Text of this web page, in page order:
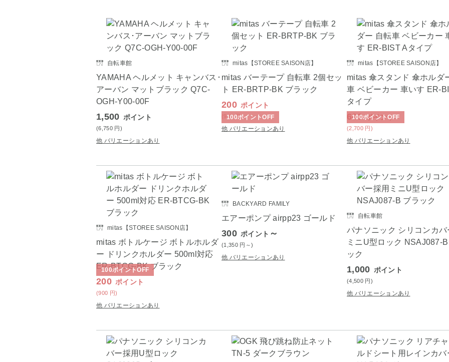
自転車館
YAMAHA ヘルメット キャンバス･
アーバン マットブラック Q7C-
OGH-Y00-00F
1,500 ポイント
(6,750 円)
他 バリエーションあり
mitas【STOREE SAISON店】
mitas バーテープ 自転車 2個セッ
ト ER-BRTP-BK ブラック
200 ポイント
(900円)
100ポイントOFF
他 バリエーションあり
mitas【STOREE SAISON店】
mitas 傘スタンド 傘ホルダ
車 ベビーカー 車いす ER-
タイプ
600 ポイント
(2,700 円)
100ポイントOFF
他 バリエーションあり
mitas【STOREE SAISON店】
mitas ボトルケージ ボトルホルダ
ー ドリンクホルダー 500ml対応
ER-BTCG-BK ブラック
200 ポイント
(900 円)
100ポイントOFF
他 バリエーションあり
BACKYARD FAMILY
エアーポンプ airpp23 ゴールド
300 ポイント ～
(1,350 円 ～)
他 バリエーションあり
自転車館
パナソニック シリコンカバ
ミニU型ロック NSAJ087-
ック
1,000 ポイント
(4,500 円)
他 バリエーションあり